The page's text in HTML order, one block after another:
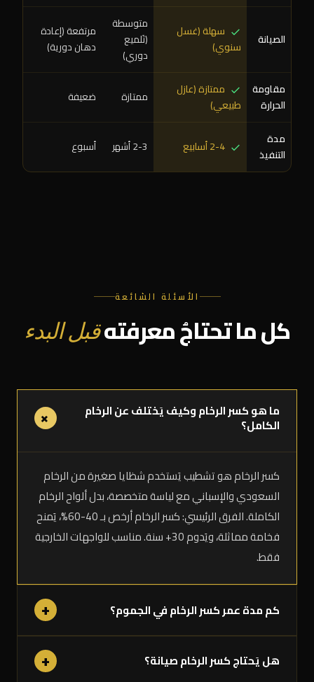
الصيانة
سهلة (غسل
سنوي)
متوسطة
(تَلميع
دوري)
مرتفعة (إعادة
دهان دورية)
مقاومة
الحرارة
ممتازة (عازل
طبيعي)
ممتازة ضعيفة
مدة
التنفيذ
2-3 أشهر أسبوع
الأسئلة الشائعة
كل ما تحتاجُ معرفتهقبل البدء
ما هو كسر الرخام وكيف يَختلف عن الرخام
الكامل؟ +
كسر الرخام هو تشطيب يَستخدم شظايا صغيرة من الرخام
السعودي والإسباني مع لياسة متخصصة، بدل ألواح الرخام
الكاملة. الفرق الرئيسي: كسر الرخام أرخص بـ 40-60%، يَمنح
فخامة مماثلة، ويَدوم 30+ سنة. مناسب للواجهات الخارجية
فقط.
كم مدة عمر كسر الرخام في الجموم؟ +
هل يَحتاج كسر الرخام صيانة؟ +